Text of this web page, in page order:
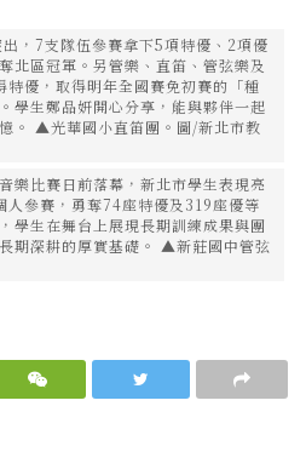
，7支隊伍參賽拿下5項特優、2項優
北區冠軍。另管樂、直笛、管弦樂及
優，取得明年全國賽免初賽的「種
學生鄭品妍開心分享，能與夥伴一起
。 ▲光華國小直笛團。圖/新北市教
樂比賽日前落幕，新北市學生表現亮
參賽，勇奪74座特優及319座優等
學生在舞台上展現長期訓練成果與團
期深耕的厚實基礎。 ▲新莊國中管弦